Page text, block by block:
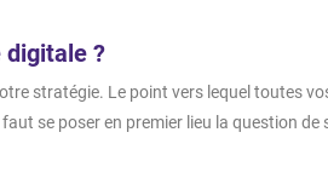
?
stratégie. Le point vers lequel toutes
se poser en premier lieu la question de